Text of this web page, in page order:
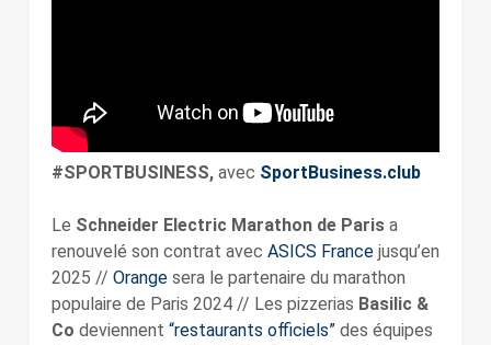
#SPORTBUSINESS, avec SportBusiness.club
Le Schneider Electric Marathon de Parisa
renouvelé son contrat avec ASICS Francejusqu’en
2025 // Orangesera le partenaire du marathon
populaire de Paris 2024 // Les pizzerias Basilic &
Co deviennent “restaurants officiels” des équipes